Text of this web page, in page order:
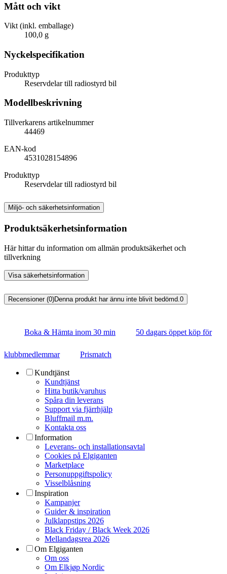
Mått och vikt
Vikt (inkl. emballage)
100,0 g
Nyckelspecifikation
Produkttyp
Reservdelar till radiostyrd bil
Modellbeskrivning
Tillverkarens artikelnummer
44469
EAN-kod
4531028154896
Produkttyp
Reservdelar till radiostyrd bil
Miljö- och säkerhetsinformation
Produktsäkerhetsinformation
Här hittar du information om allmän produktsäkerhet och
tillverkning
Visa säkerhetsinformation
Recensioner (0)Denna produkt har ännu inte blivit bedömd. 0
Boka & Hämta inom 30 min 50 dagars öppet köp för
klubbmedlemmar Prismatch
Kundtjänst
Kundtjänst
Hitta butik/varuhus
Spåra din leverans
Support via fjärrhjälp
Bluffmail m.m.
Kontakta oss
Information
Leverans- och installationsavtal
Cookies på Elgiganten
Marketplace
Personuppgiftspolicy
Visselblåsning
Inspiration
Kampanjer
Guider & inspiration
Julklappstips 2026
Black Friday / Black Week 2026
Mellandagsrea 2026
Om Elgiganten
Om oss
Om Elkjøp Nordic